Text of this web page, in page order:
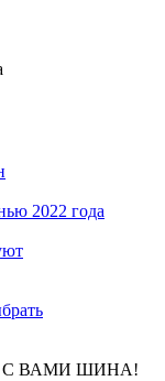
2022 года
С ВАМИ ШИНА!